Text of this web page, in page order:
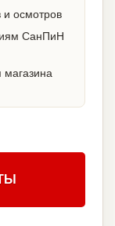
и осмотров
СанПиН
магазина